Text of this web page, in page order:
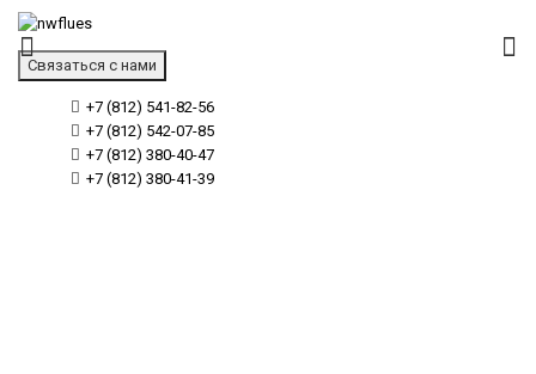
Связаться с нами
+7 (812) 541-82-56
+7 (812) 542-07-85
+7 (812) 380-40-47
+7 (812) 380-41-39